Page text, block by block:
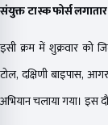
संयुक्त टास्क फोर्स लगातार
इसी क्रम में शुक्रवार को
टोल, दक्षिणी बाइपास,
अभियान चलाया गया। इस